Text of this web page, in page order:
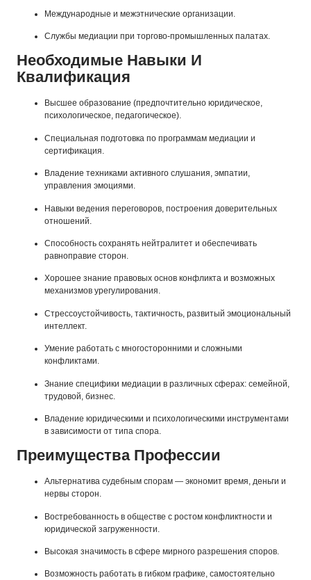
Международные и межэтнические организации.
Службы медиации при торгово-промышленных палатах.
Необходимые Навыки И
Квалификация
Высшее образование (предпочтительно юридическое,
психологическое, педагогическое).
Специальная подготовка по программам медиации и
сертификация.
Владение техниками активного слушания, эмпатии,
управления эмоциями.
Навыки ведения переговоров, построения доверительных
отношений.
Способность сохранять нейтралитет и обеспечивать
равноправие сторон.
Хорошее знание правовых основ конфликта и возможных
механизмов урегулирования.
Стрессоустойчивость, тактичность, развитый эмоциональный
интеллект.
Умение работать с многосторонними и сложными
конфликтами.
Знание специфики медиации в различных сферах: семейной,
трудовой, бизнес.
Владение юридическими и психологическими инструментами
в зависимости от типа спора.
Преимущества Профессии
Альтернатива судебным спорам — экономит время, деньги и
нервы сторон.
Востребованность в обществе с ростом конфликтности и
юридической загруженности.
Высокая значимость в сфере мирного разрешения споров.
Возможность работать в гибком графике, самостоятельно